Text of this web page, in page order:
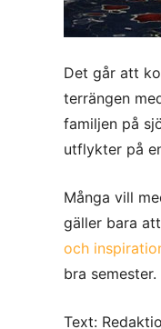
Det går att
terrängen
familjen på
utflykter på
Många vill
gäller bara
och
bra semester.
Text: